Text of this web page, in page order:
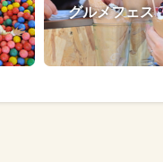
グルメフェス